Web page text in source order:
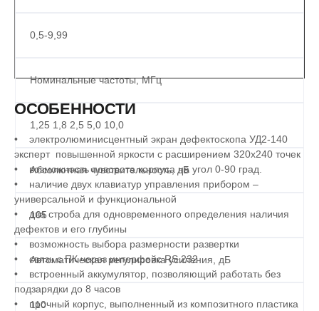
0,5-9,99
Номинальные частоты, МГц
1,25 1,8 2,5 5,0 10,0
Абсолютная чувствительность, дБ
105
Автоматическая регулировка усиления, дБ
110
ОСОБЕННОСТИ
• электролюминисцентный экран дефектоскопа УД2-140
эксперт повышенной яркости с расширением 320х240 точек
• возможность поворота корпуса на угол 0-90 град.
• наличие двух клавиатур управления прибором –
универсальной и функциональной
• два строба для одновременного определения наличия
дефектов и его глубины
• возможность выбора размерности развертки
• связь с ПК через интерфейс RS 232
• встроенный аккумулятор, позволяющий работать без
подзарядки до 8 часов
• прочный корпус, выполненный из композитного пластика